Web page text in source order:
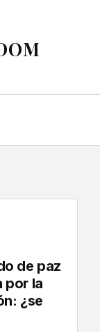
de paz
por la
¿se